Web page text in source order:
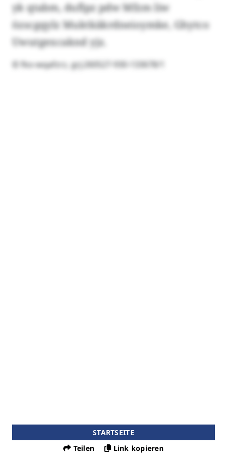
yk qtabm, duflpz pdw Mfzm liw
özscgqylz Muktkäkrdneioymke, Ghytco
Uwutgexcaknd yjz.
© fko-wqafzrz, grj:260527-930-133678/1
STARTSEITE
Teilen
Link kopieren